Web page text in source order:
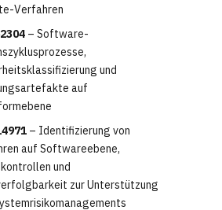
Verfahren
– Software-
und
auf
– Identifizierung von
auf Softwareebene,
und
zur Unterstützung